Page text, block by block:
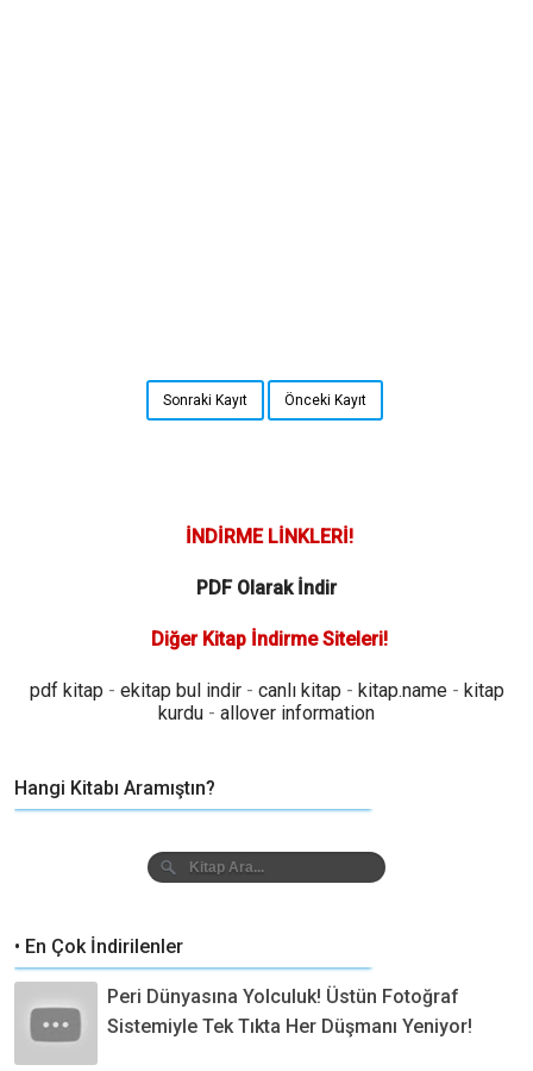
Sonraki Kayıt Önceki Kayıt
İNDİRME LİNKLERİ!
PDF Olarak İndir
Diğer Kitap İndirme Siteleri!
pdf kitap - ekitap bul indir- canlı kitap - kitap.name- kitap
kurdu - allover information
Hangi Kitabı Aramıştın?
• En Çok İndirilenler
Peri Dünyasına Yolculuk! Üstün Fotoğraf
Sistemiyle Tek Tıkta Her Düşmanı Yeniyor!